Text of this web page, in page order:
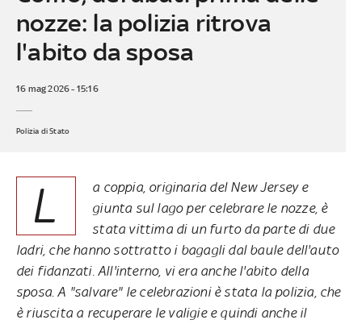
nozze: la polizia ritrova
l'abito da sposa
16 mag 2026 - 15:16
Polizia di Stato
L
a coppia, originaria del New Jersey e
giunta sul lago per celebrare le nozze, è
stata vittima di un furto da parte di due
ladri, che hanno sottratto i bagagli dal baule dell'auto
dei fidanzati. All'interno, vi era anche l'abito della
sposa. A "salvare" le celebrazioni è stata la polizia, che
è riuscita a recuperare le valigie e quindi anche il